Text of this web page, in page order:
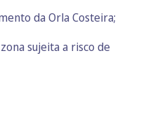
da Orla Costeira;
sujeita a risco de